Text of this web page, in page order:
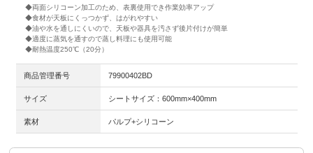
◆両面シリコーン加工のため、表裏使用でき作業効率アップ
◆食材が天板にくっつかず、はがれやすい
◆油や水を通しにくいので、天板や器具を汚さず後片付けが簡単
◆適度に蒸気を通すので蒸し料理にも使用可能
◆耐熱温度250℃（20分）
商品管理番号 79900402BD
サイズ シートサイズ：600mm×400mm
素材 パルプ+シリコーン